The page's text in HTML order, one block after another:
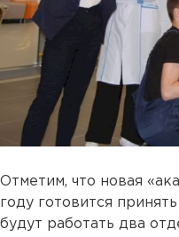
Отметим, что новая
году готовится
будут работать два